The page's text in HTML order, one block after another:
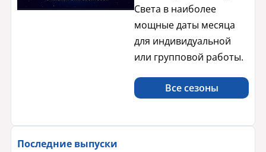
Света в наиболее
мощные даты месяца
для индивидуальной
или групповой работы.
Все сезоны
Последние выпуски